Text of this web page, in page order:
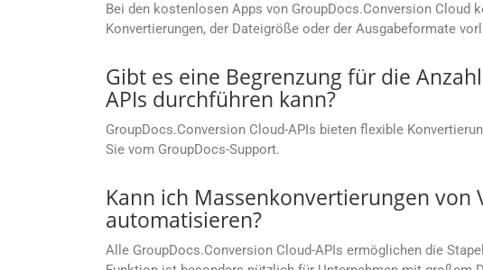
Bei den kostenlosen Apps von GroupDocs.Conversion
Konvertierungen, der Dateigröße oder der Ausgabeformate
Gibt es eine Begrenzung für die
APIs durchführen kann?
GroupDocs.Conversion Cloud-APIs bieten flexible
Sie vom GroupDocs-Support.
Kann ich Massenkonvertierungen von
automatisieren?
Alle GroupDocs.Conversion Cloud-APIs ermöglichen die